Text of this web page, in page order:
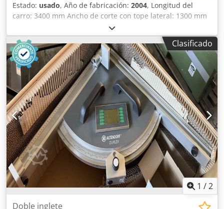
Estado: usado, Año de fabricación: 2004, Longitud del
carro: 3400 mm Ancho de corte con tope lateral: 1300 mm
Ancho de corte con tope longitudinal: 3200 mm
Profundidad de corte: 154 mm Precortador: sí Ajuste de
altura de la hoja de sierra: eléctrico / control de posición
Ajuste de ángulo de la hoja de sierra: eléctrico / control de
posición Ajuste del tope lateral: eléctrico / control de
posición Ajuste del tope longitudinal: manual Indicador del
ángulo de la hoja de sierra: pantalla digital Indicador de la
altura de corte: pantalla digital Indicador del tope lateral:
pantalla digital Indicador de la regla de corte longitudinal:
escala Regla de corte longitudinal con función de inglete:
sí Diámetro de la hoja de sierra: 450 mm Velocidades: 4
Potencia del motor: 7,5 kW Conexión para extracción de
polvo: 80 y 120 mm Longitud de la máquina: 3600 mm
Csdpfjzqyxxex Afljrf Ancho de la máquina: 2000 mm Peso:
1200 kg
Clasificado
1 /2
Doble inglete